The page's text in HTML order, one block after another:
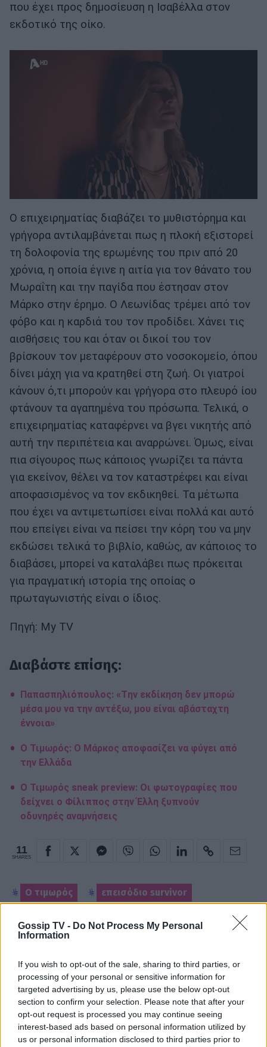
Gossip TV - Do Not Process My Personal
Information
If you wish to opt-out of the sale, sharing to third parties, or
processing of your personal or sensitive information for
targeted advertising by us, please use the below opt-out
section to confirm your selection. Please note that after your
opt-out request is processed you may continue seeing
interest-based ads based on personal information utilized by
us or personal information disclosed to third parties prior to
που έχει προς δημοσίευση η Ισαβέλλα στον
εκδοτικό της οίκο.
Ο επιχειρηματίας διαβάζει το μυθιστόρημα και
γρήγορα αντιλαμβάνεται πως η πλοκή εξιστορεί
τη δολοφονία της ερωμένης του πριν από 20
χρόνια, η οποία έγινε η αιτία για τον θάνατο του
Μωραΐτη και την παγίδα που έστησαν στον
Μάρκο στην έρημο. Ο Λεωνίδας τρέμει από τον
φόβο και η καρδιά του τον προδίδει. Χάνει τις
αισθήσεις του και όταν οι δικοί του τον
βρίσκουν τον μεταφέρουν στο νοσοκομείο, όπου
δίνει μάχη για να κρατηθεί στη ζωή. Οι γιατροί
κάνουν ό,τι μπορούν και γρήγορα στο πλευρό ίου
φτάνουν τα αγαπημένα του πρόσωπα. Τελικά, ο
επιχειρηματίας καταφέρνει να βγει νικητής από
αυτή την περιπέτεια και αναρρώνει. Όμως, είναι
πια σίγουρος πως κάποιος γνωρίζει τα πάντα
για εκείνον, θέλει να τον καταστρέφει και είναι
αποφασισμένος να τον εκδικηθεί. Τα μέτωπα
που έχει να αντιμετωπίσει είναι πολλά και αυτό
που επείγει είναι να πείσει την κόρη του να μην
εκδώσει τελικά το βιβλίο, καθώς, αν κάποιος το
διαβάσει, μπορεί να καταλάβει πως πρόκειται
για πραγματική ιστορία της οποίας ο
πρωταγωνιστής είναι ο ίδιος.
Πηγή: My TV
Διαβάστε επίσης:
Παπασπηλιόπουλος: «Tην εκδίκηση δεν μπορώ
μέσα μου να την αντέξω, μου είναι αβάσταχτη
έννοια»
O Τιμωρός: O Mάρκος αποφασίζει να φύγει από
την Ελλάδα
Ο Τιμωρός sneak preview: Οι φωτογραφίες που
δείχνει ο Φίλιππος στην Έλλη ξυπνούν
οδυνηρές αναμνήσεις
11
SHARES
Ο τιμωρός επεισόδιο survivor
Παιχνίδι από παντού στη Novibet με
το νέο Mobile App
ΡΟΗ ΕΙΔΗΣΕΩΝ